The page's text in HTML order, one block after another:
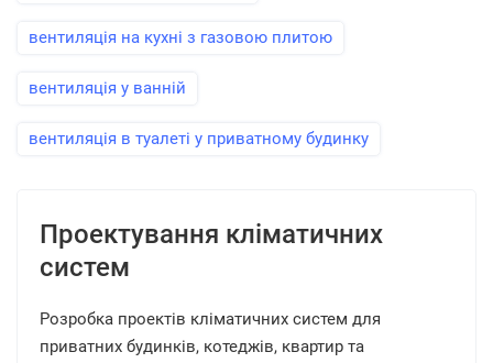
вентиляція на кухні з газовою плитою
вентиляція у ванній
вентиляція в туалеті у приватному будинку
Проектування кліматичних
систем
Розробка проектів кліматичних систем для
приватних будинків, котеджів, квартир та